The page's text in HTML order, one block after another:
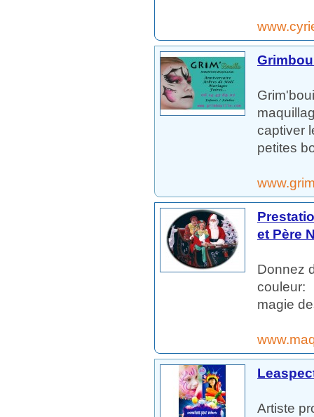
captiver
petites
et Père
Donnez
magie
Artiste